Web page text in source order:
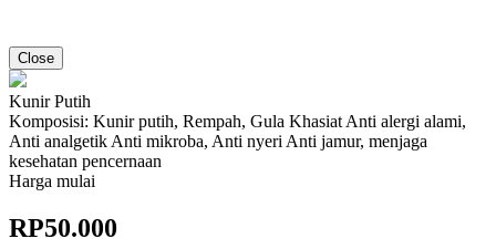
Close
Kunir Putih
Komposisi: Kunir putih, Rempah, Gula Khasiat Anti alergi alami,
Anti analgetik Anti mikroba, Anti nyeri Anti jamur, menjaga
kesehatan pencernaan
Harga mulai
RP50.000